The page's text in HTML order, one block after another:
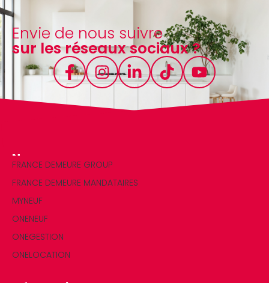
Envie de nous suivre
sur les réseaux sociaux ?
Nos marques
FRANCE DEMEURE GROUP
FRANCE DEMEURE MANDATAIRES
MYNEUF
ONENEUF
ONEGESTION
ONELOCATION